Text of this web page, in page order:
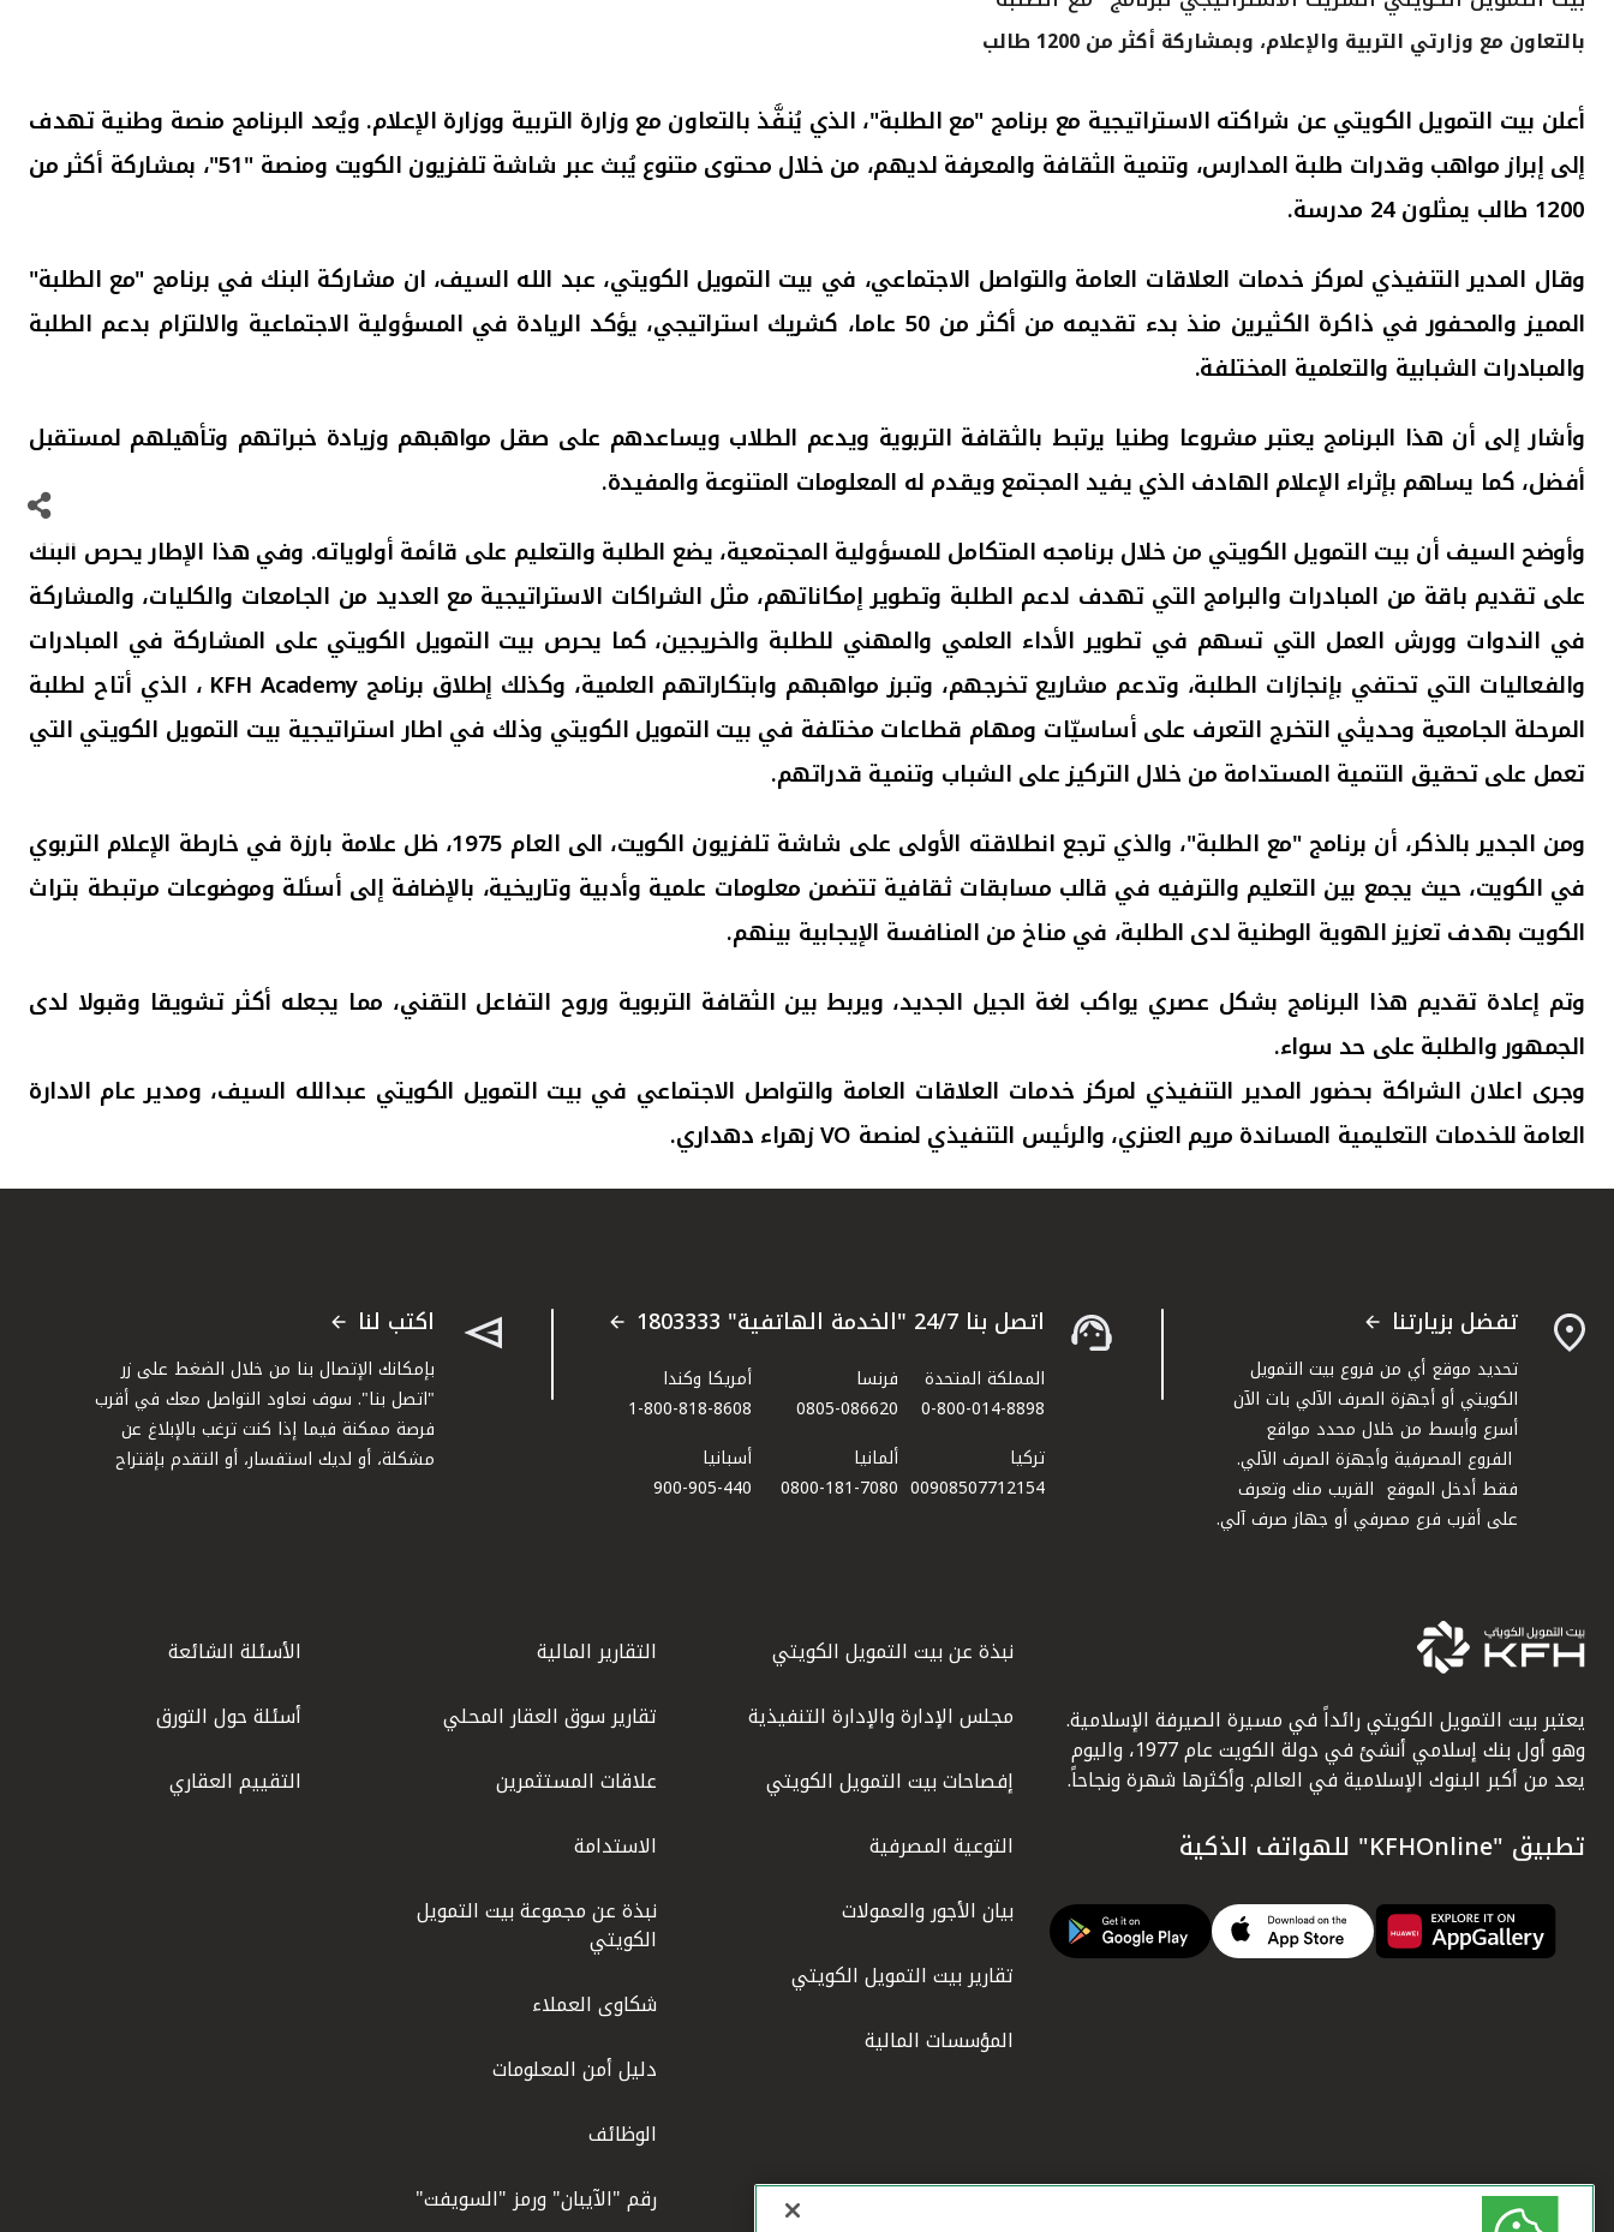
بالتعاون مع وزارتي التربية والإعلام، وبمشاركة أكثر من 1200 طالب
أعلن بيت التمويل الكويتي عن شراكته الاستراتيجية مع برنامج "مع الطلبة"، الذي يُنفَّذ بالتعاون مع وزارة التربية ووزارة الإعلام. ويُعد البرنامج منصة وطنية تهدف
إلى إبراز مواهب وقدرات طلبة المدارس، وتنمية الثقافة والمعرفة لديهم، من خلال محتوى متنوع يُبث عبر شاشة تلفزيون الكويت ومنصة "51"، بمشاركة أكثر من
1200 طالب يمثلون 24 مدرسة.
وقال المدير التنفيذي لمركز خدمات العلاقات العامة والتواصل الاجتماعي، في بيت التمويل الكويتي، عبد الله السيف، ان مشاركة البنك في برنامج "مع الطلبة"
المميز والمحفور في ذاكرة الكثيرين منذ بدء تقديمه من أكثر من 50 عاما،
كشريك استراتيجي، يؤكد الريادة في المسؤولية الاجتماعية والالتزام بدعم الطلبة
والمبادرات الشبابية والتعلمية المختلفة.
وأشار إلى أن هذا البرنامج يعتبر مشروعا وطنيا يرتبط بالثقافة التربوية ويدعم الطلاب ويساعدهم على صقل مواهبهم وزيادة خبراتهم وتأهيلهم لمستقبل
أفضل، كما يساهم بإثراء الإعلام الهادف الذي يفيد المجتمع ويقدم له المعلومات المتنوعة والمفيدة.
وأوضح السيف أن بيت التمويل الكويتي من خلال برنامجه المتكامل للمسؤولية المجتمعية، يضع الطلبة والتعليم على قائمة أولوياته. وفي هذا الإطار يحرص البنك
على تقديم باقة من المبادرات والبرامج التي تهدف لدعم الطلبة وتطوير إمكاناتهم، مثل الشراكات الاستراتيجية مع العديد من الجامعات والكليات، والمشاركة
في الندوات وورش العمل التي تسهم في تطوير الأداء العلمي والمهني للطلبة والخريجين، كما يحرص بيت التمويل الكويتي على المشاركة في المبادرات
والفعاليات التي تحتفي بإنجازات الطلبة، وتدعم مشاريع تخرجهم، وتبرز مواهبهم وابتكاراتهم العلمية، وكذلك إطلاق برنامجKFH Academy ، الذي أتاح لطلبة
المرحلة الجامعية وحديثي التخرج التعرف على أساسيّات ومهام قطاعات مختلفة في بيت التمويل الكويتي وذلك في اطار استراتيجية بيت التمويل الكويتي التي
تعمل على تحقيق التنمية المستدامة من خلال التركيز على الشباب وتنمية قدراتهم.
ومن
الجدير بالذكر، أن برنامج "مع الطلبة"، والذي ترجع انطلاقته الأولى على شاشة تلفزيون الكويت، الى العام 1975، ظل علامة بارزة في خارطة الإعلام التربوي
في الكويت، حيث يجمع بين التعليم والترفيه في قالب مسابقات ثقافية تتضمن معلومات علمية وأدبية وتاريخية، بالإضافة إلى أسئلة وموضوعات مرتبطة بتراث
الكويت بهدف تعزيز الهوية الوطنية لدى الطلبة، في مناخ من المنافسة الإيجابية بينهم.
وتم إعادة تقديم هذا البرنامج بشكل عصري يواكب لغة الجيل الجديد، ويربط بين الثقافة التربوية وروح التفاعل التقني، مما يجعله أكثر تشويقا وقبولا لدى
الجمهور والطلبة على حد سواء.
وجرى اعلان الشراكة بحضور المدير التنفيذي لمركز خدمات العلاقات العامة والتواصل الاجتماعي في بيت التمويل الكويتي عبدالله السيف، ومدير عام الادارة
العامة للخدمات التعليمية المساندة مريم العنزي، والرئيس التنفيذي لمنصة VOزهراء دهداري.
تفضل بزيارتنا
تحديد موقع أي من فروع بيت التمويل
الكويتي أو أجهزة الصرف الآلي بات الآن
أسرع وأبسط من خلال محدد مواقع
الفروع المصرفية وأجهزة الصرف الآلي.
فقط أدخل الموقع القريب منك وتعرف
على أقرب فرع مصرفي أو جهاز صرف آلي.
اتصل بنا 24/7 "الخدمة الهاتفية" 1803333
المملكة المتحدة
0-800-014-8898
فرنسا
0805-086620
أمريكا وكندا
1-800-818-8608
تركيا
00908507712154​
ألمانيا
0800-181-7080
أسبانيا
900-905-440
اكتب لنا
بإمكانك الإتصال بنا من خلال الضغط على زر
"اتصل بنا". سوف نعاود التواصل معك في أقرب
فرصة ممكنة فيما إذا كنت ترغب بالإبلاغ عن
مشكلة، أو لديك استفسار، أو التقدم بإقتراح
يعتبر بيت التمويل الكويتي رائداً في مسيرة الصيرفة الإسلامية.
وهو أول بنك إسلامي أنشئ في دولة الكويت عام 1977، واليوم
يعد من أكبر البنوك الإسلامية في العالم. وأكثرها شهرة ونجاحاً.
تطبيق "KFHOnline" للهواتف الذكية
نبذة عن بيت التمويل الكويتي
مجلس الإدارة والإدارة التنفيذية
إفصاحات بيت التمويل الكويتي
التوعية المصرفية
بيان الأجور والعمولات
تقارير بيت التمويل الكويتي
المؤسسات المالية
التقارير المالية
تقارير سوق العقار المحلي
علاقات المستثمرين
الاستدامة
نبذة عن مجموعة بيت التمويل
الكويتي
شكاوى العملاء
دليل أمن المعلومات
الوظائف
رقم "الآيبان" ورمز "السويفت"
الأسئلة الشائعة
أسئلة حول التورق
التقييم العقاري